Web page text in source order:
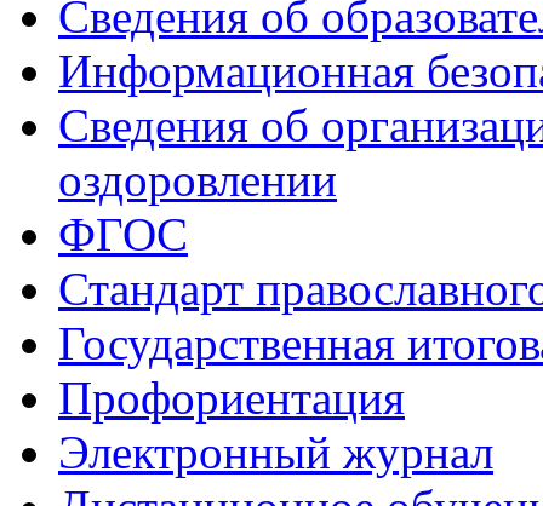
Сведения об
Информационная
Сведения об
оздоровлении
ФГОС
Стандарт
Государственная
Профориентация
Электронный журнал